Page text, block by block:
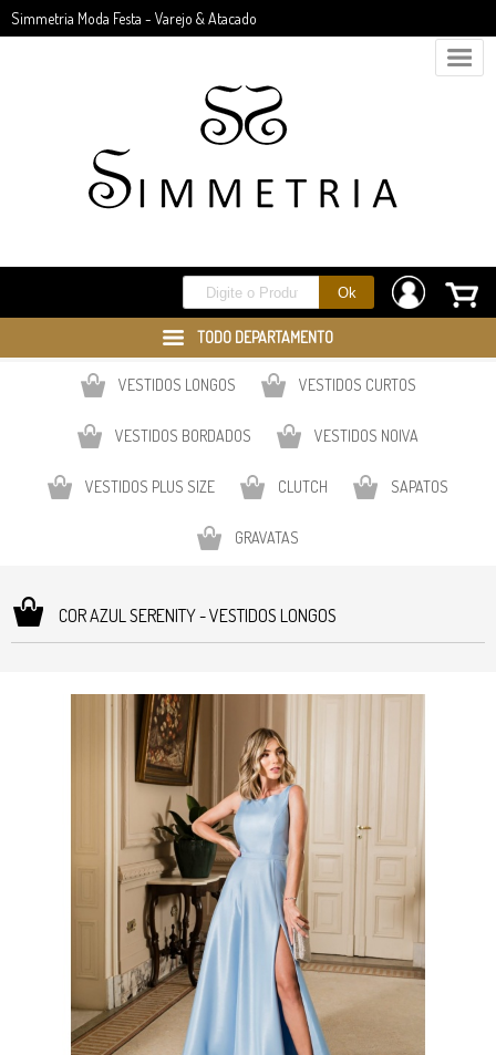
Simmetria Moda Festa - Varejo & Atacado
TODO DEPARTAMENTO
VESTIDOS LONGOS VESTIDOS CURTOS
VESTIDOS BORDADOS VESTIDOS NOIVA
VESTIDOS PLUS SIZE CLUTCH SAPATOS
GRAVATAS
COR AZUL SERENITY - VESTIDOS LONGOS